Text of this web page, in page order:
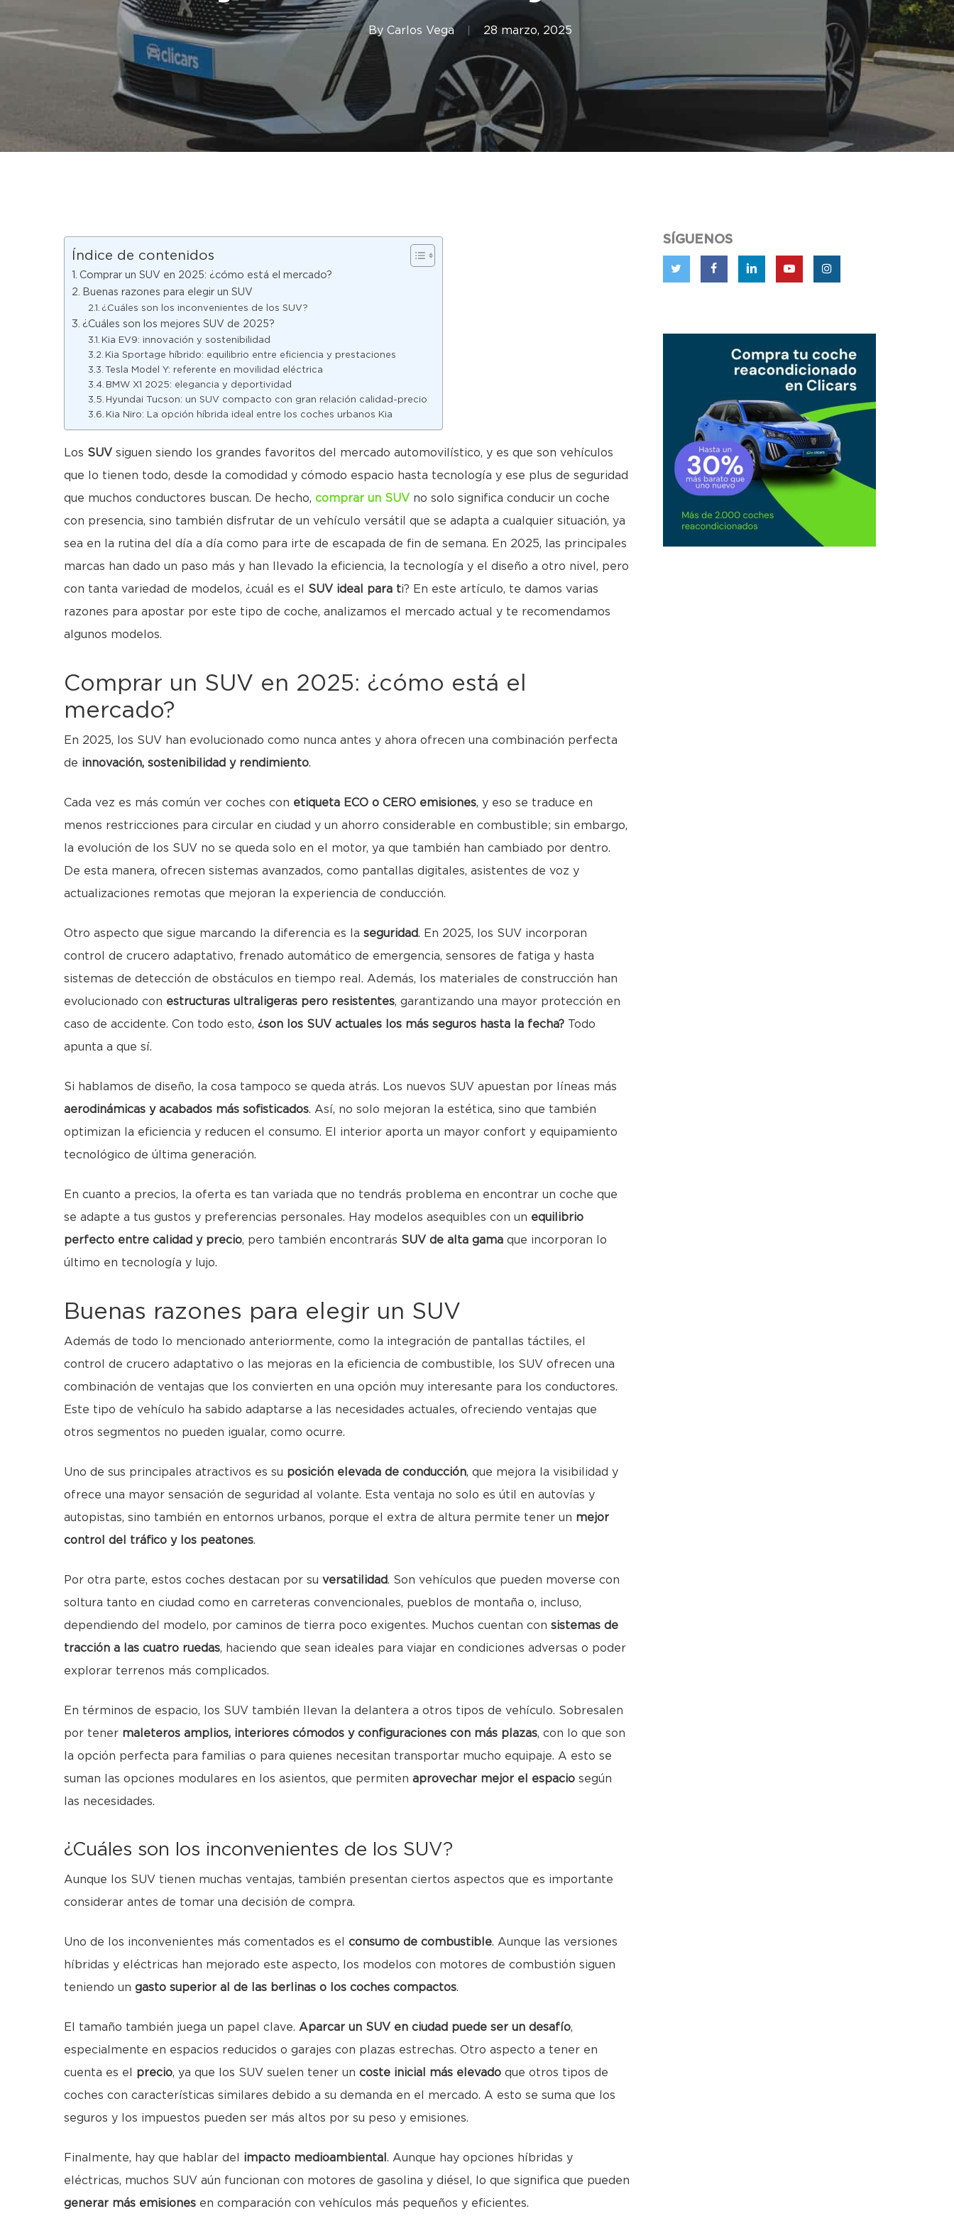
Hit enter to search or ESC to close
By Carlos Vega 28 marzo, 2025
Índice de contenidos
Comprar un SUV en 2025: ¿cómo está el mercado?
Buenas razones para elegir un SUV
¿Cuáles son los inconvenientes de los SUV?
¿Cuáles son los mejores SUV de 2025?
Kia EV9: innovación y sostenibilidad
Kia Sportage híbrido: equilibrio entre eficiencia y prestaciones
Tesla Model Y: referente en movilidad eléctrica
BMW X1 2025: elegancia y deportividad
Hyundai Tucson: un SUV compacto con gran relación calidad-precio
Kia Niro: La opción híbrida ideal entre los coches urbanos Kia
Los SUV siguen siendo los grandes favoritos del mercado automovilístico, y es que son vehículos
que lo tienen todo, desde la comodidad y cómodo espacio hasta tecnología y ese plus de seguridad
que muchos conductores buscan. De hecho, comprar un SUV no solo significa conducir un coche
con presencia, sino también disfrutar de un vehículo versátil que se adapta a cualquier situación, ya
sea en la rutina del día a día como para irte de escapada de fin de semana. En 2025, las principales
marcas han dado un paso más y han llevado la eficiencia, la tecnología y el diseño a otro nivel, pero
con tanta variedad de modelos, ¿cuál es el SUV ideal para ti? En este artículo, te damos varias
razones para apostar por este tipo de coche, analizamos el mercado actual y te recomendamos
algunos modelos.
Comprar un SUV en 2025: ¿cómo está el
mercado?
En 2025, los SUV han evolucionado como nunca antes y ahora ofrecen una combinación perfecta
de innovación, sostenibilidad y rendimiento.
Cada vez es más común ver coches con etiqueta ECO o CERO emisiones, y eso se traduce en
menos restricciones para circular en ciudad y un ahorro considerable en combustible; sin embargo,
la evolución de los SUV no se queda solo en el motor, ya que también han cambiado por dentro.
De esta manera, ofrecen sistemas avanzados, como pantallas digitales, asistentes de voz y
actualizaciones remotas que mejoran la experiencia de conducción.
Otro aspecto que sigue marcando la diferencia es la seguridad. En 2025, los SUV incorporan
control de crucero adaptativo, frenado automático de emergencia, sensores de fatiga y hasta
sistemas de detección de obstáculos en tiempo real. Además, los materiales de construcción han
evolucionado con estructuras ultraligeras pero resistentes, garantizando una mayor protección en
caso de accidente. Con todo esto, ¿son los SUV actuales los más seguros hasta la fecha? Todo
apunta a que sí.
Si hablamos de diseño, la cosa tampoco se queda atrás. Los nuevos SUV apuestan por líneas más
aerodinámicas y acabados más sofisticados. Así, no solo mejoran la estética, sino que también
optimizan la eficiencia y reducen el consumo. El interior aporta un mayor confort y equipamiento
tecnológico de última generación.
En cuanto a precios, la oferta es tan variada que no tendrás problema en encontrar un coche que
se adapte a tus gustos y preferencias personales. Hay modelos asequibles con un equilibrio
perfecto entre calidad y precio, pero también encontrarás SUV de alta gama que incorporan lo
último en tecnología y lujo.
Buenas razones para elegir un SUV
Además de todo lo mencionado anteriormente, como la integración de pantallas táctiles, el
control de crucero adaptativo o las mejoras en la eficiencia de combustible, los SUV ofrecen una
combinación de ventajas que los convierten en una opción muy interesante para los conductores.
Este tipo de vehículo ha sabido adaptarse a las necesidades actuales, ofreciendo ventajas que
otros segmentos no pueden igualar, como ocurre.
Uno de sus principales atractivos es su posición elevada de conducción, que mejora la visibilidad y
ofrece una mayor sensación de seguridad al volante. Esta ventaja no solo es útil en autovías y
autopistas, sino también en entornos urbanos, porque el extra de altura permite tener un mejor
control del tráfico y los peatones.
Por otra parte, estos coches destacan por su versatilidad. Son vehículos que pueden moverse con
soltura tanto en ciudad como en carreteras convencionales, pueblos de montaña o, incluso,
dependiendo del modelo, por caminos de tierra poco exigentes. Muchos cuentan con sistemas de
tracción a las cuatro ruedas, haciendo que sean ideales para viajar en condiciones adversas o poder
explorar terrenos más complicados.
En términos de espacio, los SUV también llevan la delantera a otros tipos de vehículo. Sobresalen
por tener maleteros amplios, interiores cómodos y configuraciones con más plazas, con lo que son
la opción perfecta para familias o para quienes necesitan transportar mucho equipaje. A esto se
suman las opciones modulares en los asientos, que permiten aprovechar mejor el espacio según
las necesidades.
¿Cuáles son los inconvenientes de los SUV?
Aunque los SUV tienen muchas ventajas, también presentan ciertos aspectos que es importante
considerar antes de tomar una decisión de compra.
Uno de los inconvenientes más comentados es el consumo de combustible. Aunque las versiones
híbridas y eléctricas han mejorado este aspecto, los modelos con motores de combustión siguen
teniendo un gasto superior al de las berlinas o los coches compactos.
El tamaño también juega un papel clave. Aparcar un SUV en ciudad puede ser un desafío,
especialmente en espacios reducidos o garajes con plazas estrechas. Otro aspecto a tener en
cuenta es el precio, ya que los SUV suelen tener un coste inicial más elevado que otros tipos de
coches con características similares debido a su demanda en el mercado. A esto se suma que los
seguros y los impuestos pueden ser más altos por su peso y emisiones.
Finalmente, hay que hablar del impacto medioambiental . Aunque hay opciones híbridas y
eléctricas, muchos SUV aún funcionan con motores de gasolina y diésel, lo que significa que pueden
generar más emisiones en comparación con vehículos más pequeños y eficientes.
SÍGUENOS